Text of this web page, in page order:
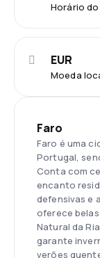
Horário
Moeda
EUR
Faro
Faro é uma
Portugal,
Conta com
encanto
defensivas e
oferece
Natural da
garante
verões